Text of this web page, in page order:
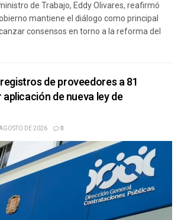
de Trabajo, Eddy Olivares, reafirmó
mantiene el diálogo como principal
consensos en torno a la reforma del
de proveedores a 81
de nueva ley de
DE 2026 0